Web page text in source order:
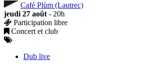
Café Plùm (Lautrec)
jeudi 27 août - 20h
Participation libre
Concert et club
Dub live